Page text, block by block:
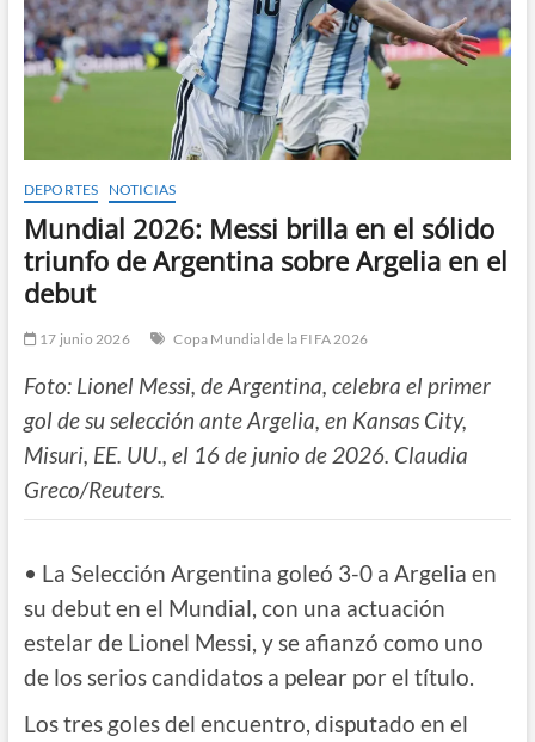
DEPORTES NOTICIAS
Mundial 2026: Messi brilla en el sólido
triunfo de Argentina sobre Argelia en el
debut
17 junio 2026 Copa Mundial de la FIFA 2026
Foto: Lionel Messi, de Argentina, celebra el primer
gol de su selección ante Argelia, en Kansas City,
Misuri, EE. UU., el 16 de junio de 2026. Claudia
Greco/Reuters.
• La Selección Argentina goleó 3-0 a Argelia en
su debut en el Mundial, con una actuación
estelar de Lionel Messi, y se afianzó como uno
de los serios candidatos a pelear por el título.
Los tres goles del encuentro, disputado en el